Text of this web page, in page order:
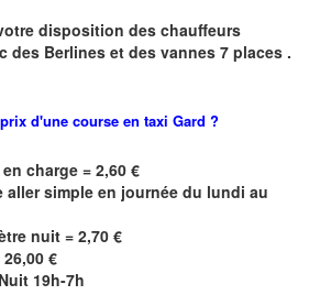
disposition des chauffeurs
des Berlines et des vannes 7 places .
d'une course en taxi Gard ?
charge = 2,60 €
aller simple en journée du lundi au
nuit = 2,70 €
26,00 €
19h-7h